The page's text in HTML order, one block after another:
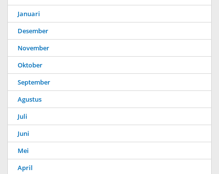
Januari
Desember
November
Oktober
September
Agustus
Juli
Juni
Mei
April